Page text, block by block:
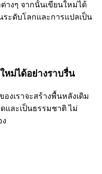
างๆ จากนั้นเขียนใหม่ได้
ระดับโลกและการแปลเป็น
หม่ได้อย่างราบรื่น
เราจะสร้างพื้นหลังเดิม
และเป็นธรรมชาติ ไม่